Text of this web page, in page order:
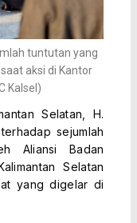
tuntutan yang
aksi di Kantor
Kalsel)
Selatan, H.
sejumlah
Aliansi Badan
Selatan
yang digelar di